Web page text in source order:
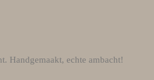
Handgemaakt, echte ambacht!